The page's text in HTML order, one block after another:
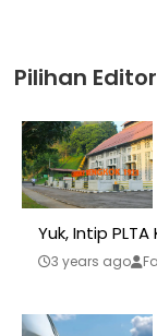
Pilihan Editor
Yuk, Intip
3 years ago